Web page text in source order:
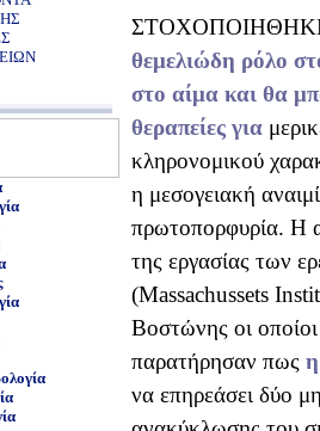
ΣΤΟΧΟΠΟΙΗΘΗΚΕ η
θεμελιώδη ρόλο
στο αίμα και θα
θεραπείες για
κληρονομικού
η μεσογειακή
πρωτοπορφυρία. Η
της εργασίας των
(Massachussets
Βοστώνης οι
παρατήρησαν πως
να επηρεάσει δύο